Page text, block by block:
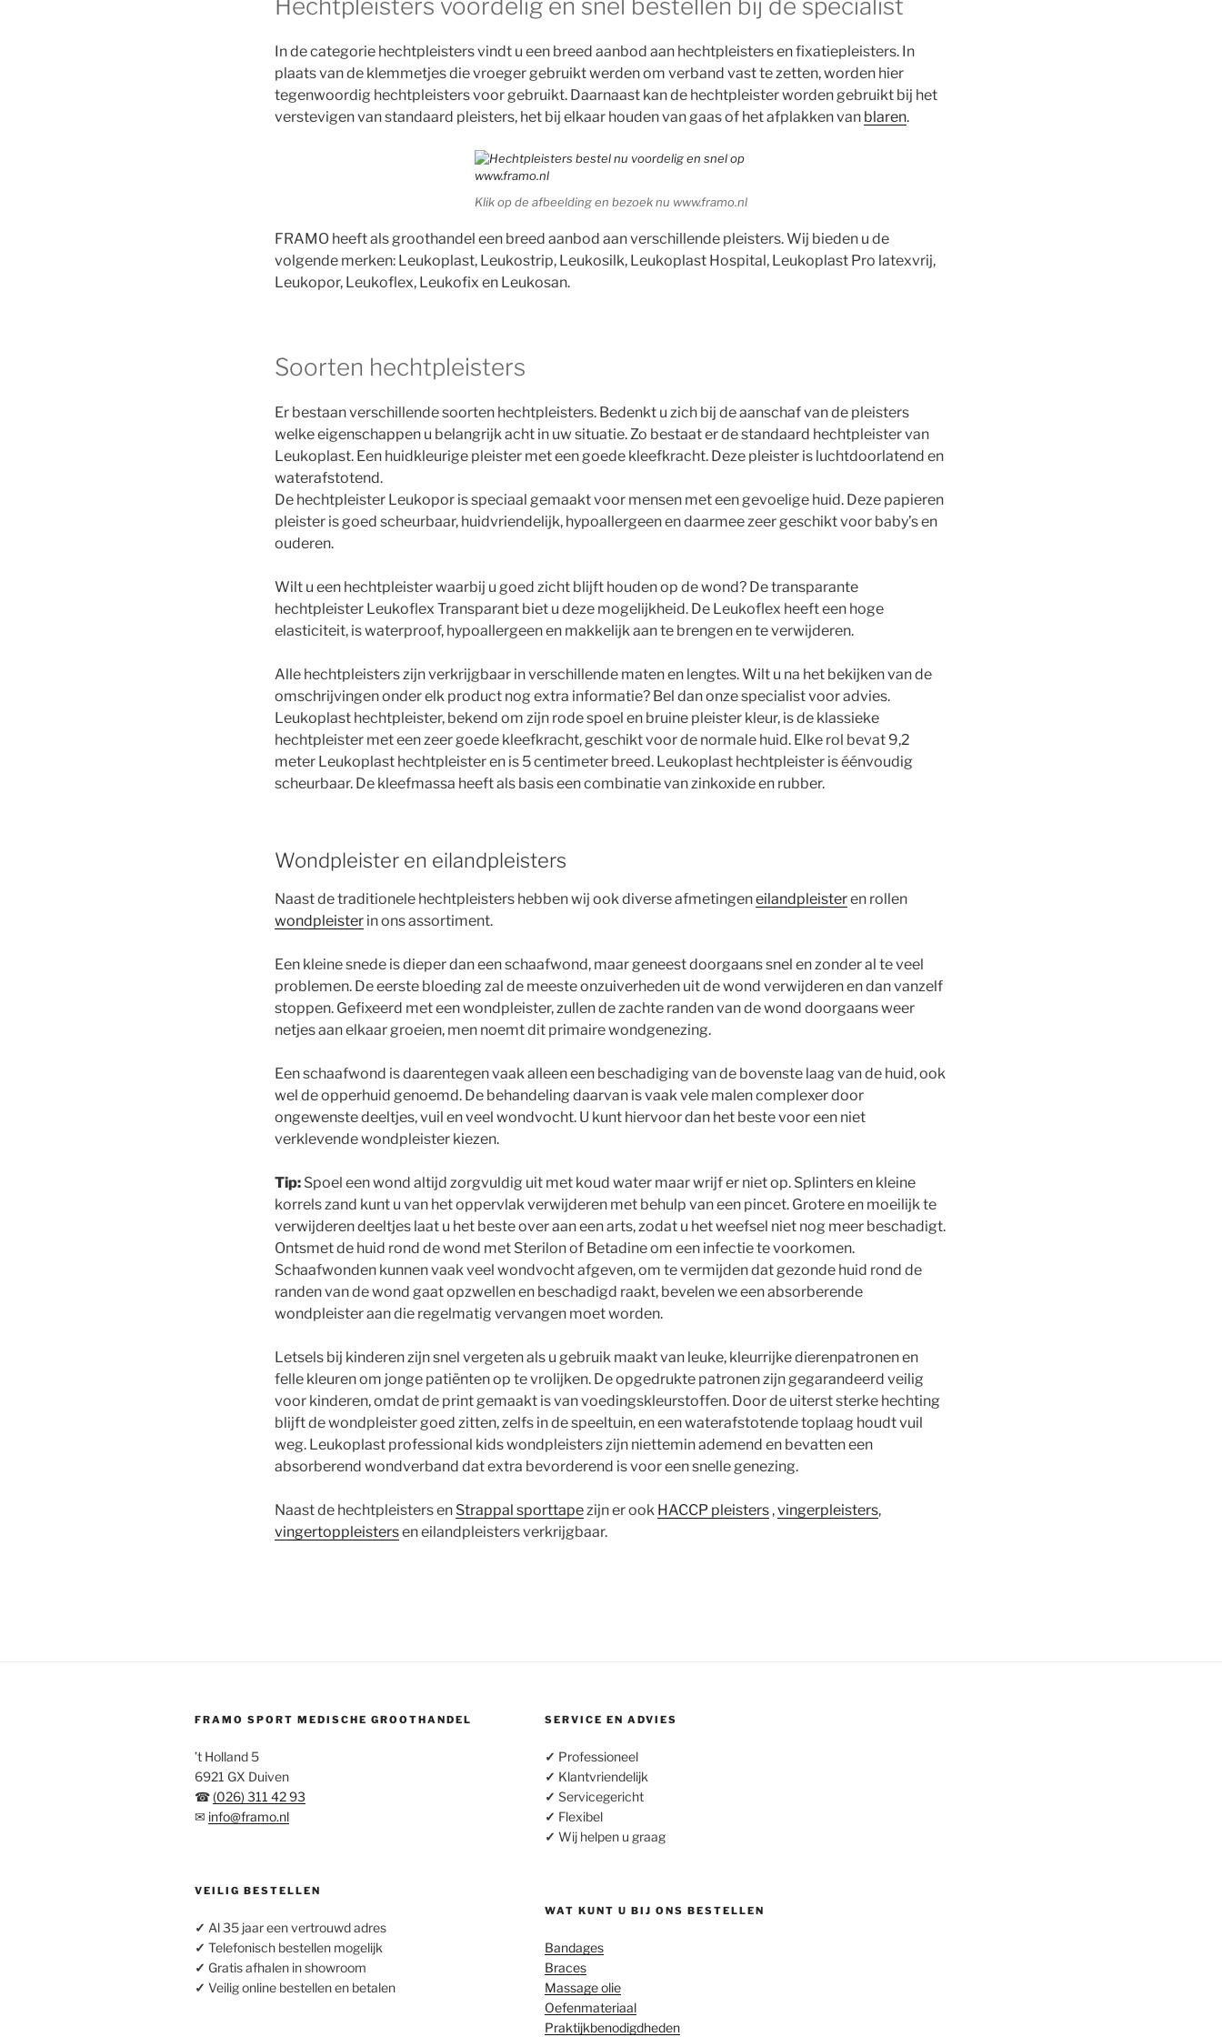
Hechtpleisters voordelig en snel bestellen bij dé specialist
In de categorie hechtpleisters vindt u een breed aanbod aan hechtpleisters en fixatiepleisters. In
plaats van de klemmetjes die vroeger gebruikt werden om verband vast te zetten, worden hier
tegenwoordig hechtpleisters voor gebruikt. Daarnaast kan de hechtpleister worden gebruikt bij het
verstevigen van standaard pleisters, het bij elkaar houden van gaas of het afplakken van blaren.
Klik op de afbeelding en bezoek nu www.framo.nl
FRAMO heeft als groothandel een breed aanbod aan verschillende pleisters. Wij bieden u de
volgende merken: Leukoplast, Leukostrip, Leukosilk, Leukoplast Hospital, Leukoplast Pro latexvrij,
Leukopor, Leukoflex, Leukofix en Leukosan.
Soorten hechtpleisters
Er bestaan verschillende soorten hechtpleisters. Bedenkt u zich bij de aanschaf van de pleisters
welke eigenschappen u belangrijk acht in uw situatie. Zo bestaat er de standaard hechtpleister van
Leukoplast. Een huidkleurige pleister met een goede kleefkracht. Deze pleister is luchtdoorlatend en
waterafstotend.
De hechtpleister Leukopor is speciaal gemaakt voor mensen met een gevoelige huid. Deze papieren
pleister is goed scheurbaar, huidvriendelijk, hypoallergeen en daarmee zeer geschikt voor baby’s en
ouderen.
Wilt u een hechtpleister waarbij u goed zicht blijft houden op de wond? De transparante
hechtpleister Leukoflex Transparant biet u deze mogelijkheid. De Leukoflex heeft een hoge
elasticiteit, is waterproof, hypoallergeen en makkelijk aan te brengen en te verwijderen.
Alle hechtpleisters zijn verkrijgbaar in verschillende maten en lengtes. Wilt u na het bekijken van de
omschrijvingen onder elk product nog extra informatie? Bel dan onze specialist voor advies.
Leukoplast hechtpleister, bekend om zijn rode spoel en bruine pleister kleur, is de klassieke
hechtpleister met een zeer goede kleefkracht, geschikt voor de normale huid. Elke rol bevat 9,2
meter Leukoplast hechtpleister en is 5 centimeter breed. Leukoplast hechtpleister is éénvoudig
scheurbaar. De kleefmassa heeft als basis een combinatie van zinkoxide en rubber.
Wondpleister en eilandpleisters
Naast de traditionele hechtpleisters hebben wij ook diverse afmetingeneilandpleisteren rollen
wondpleister in ons assortiment.
Een kleine snede is dieper dan een schaafwond, maar geneest doorgaans snel en zonder al te veel
problemen. De eerste bloeding zal de meeste onzuiverheden uit de wond verwijderen en dan vanzelf
stoppen. Gefixeerd met een wondpleister, zullen de zachte randen van de wond doorgaans weer
netjes aan elkaar groeien, men noemt dit primaire wondgenezing.
Een schaafwond is daarentegen vaak alleen een beschadiging van de bovenste laag van de huid, ook
wel de opperhuid genoemd. De behandeling daarvan is vaak vele malen complexer door
ongewenste deeltjes, vuil en veel wondvocht. U kunt hiervoor dan het beste voor een niet
verklevende wondpleister kiezen.
Tip: Spoel een wond altijd zorgvuldig uit met koud water maar wrijf er niet op. Splinters en kleine
korrels zand kunt u van het oppervlak verwijderen met behulp van een pincet. Grotere en moeilijk te
verwijderen deeltjes laat u het beste over aan een arts, zodat u het weefsel niet nog meer beschadigt.
Ontsmet de huid rond de wond met Sterilon of Betadine om een infectie te voorkomen.
Schaafwonden kunnen vaak veel wondvocht afgeven, om te vermijden dat gezonde huid rond de
randen van de wond gaat opzwellen en beschadigd raakt, bevelen we een absorberende
wondpleister aan die regelmatig vervangen moet worden.
Letsels bij kinderen zijn snel vergeten als u gebruik maakt van leuke, kleurrijke dierenpatronen en
felle kleuren om jonge patiënten op te vrolijken. De opgedrukte patronen zijn gegarandeerd veilig
voor kinderen, omdat de print gemaakt is van voedingskleurstoffen. Door de uiterst sterke hechting
blijft de wondpleister goed zitten, zelfs in de speeltuin, en een waterafstotende toplaag houdt vuil
weg. Leukoplast professional kids wondpleisters zijn niettemin ademend en bevatten een
absorberend wondverband dat extra bevorderend is voor een snelle genezing.
Naast de hechtpleisters en Strappal sporttapezijn er ook HACCP pleisters ,vingerpleisters,
vingertoppleistersen eilandpleisters verkrijgbaar.
FRAMO SPORT MEDISCHE GROOTHANDEL
’t Holland 5
6921 GX Duiven
☎ (026) 311 42 93
✉ info@framo.nl
VEILIG BESTELLEN
✓ Al 35 jaar een vertrouwd adres
✓ Telefonisch bestellen mogelijk
✓ Gratis afhalen in showroom
✓ Veilig online bestellen en betalen
SERVICE EN ADVIES
✓ Professioneel
✓ Klantvriendelijk
✓ Servicegericht
✓ Flexibel
✓ Wij helpen u graag
WAT KUNT U BIJ ONS BESTELLEN
Bandages
Braces
Massage olie
Oefenmateriaal
Praktijkbenodigdheden